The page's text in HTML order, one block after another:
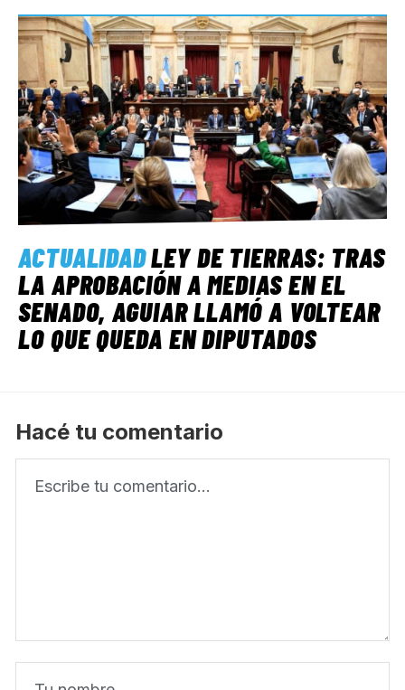
ACTUALIDADLEY DE TIERRAS: TRAS
LA APROBACIÓN A MEDIAS EN EL
SENADO, AGUIAR LLAMÓ A VOLTEAR
LO QUE QUEDA EN DIPUTADOS
Hacé tu comentario